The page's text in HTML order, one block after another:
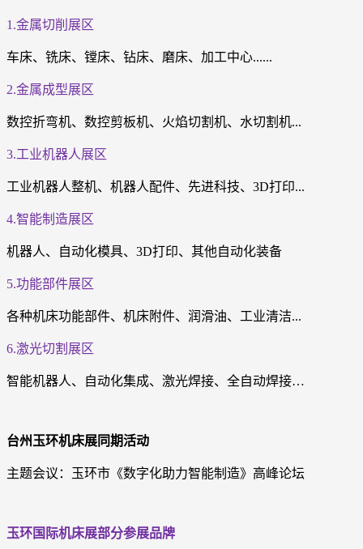
1.金属切削展区
车床、铣床、镗床、钻床、磨床、加工中心......
2.金属成型展区
数控折弯机、数控剪板机、火焰切割机、水切割机...
3.工业机器人展区
工业机器人整机、机器人配件、先进科技、3D打印...
4.智能制造展区
机器人、自动化模具、3D打印、其他自动化装备
5.功能部件展区
各种机床功能部件、机床附件、润滑油、工业清洁...
6.激光切割展区
智能机器人、自动化集成、激光焊接、全自动焊接…
台州玉环机床展同期活动
主题会议：玉环市《数字化助力智能制造》高峰论坛
玉环国际机床展部分参展品牌